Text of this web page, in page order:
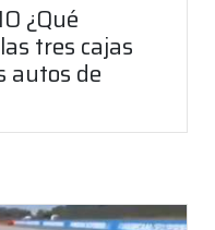
¿Qué
tres cajas
autos de